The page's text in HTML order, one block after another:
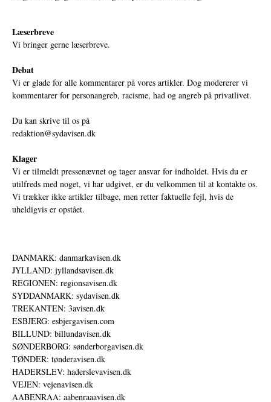
Læserbreve
Vi bringer gerne læserbreve.
Debat
Vi er glade for alle kommentarer på vores artikler. Dog modererer vi
kommentarer for personangreb, racisme, had og angreb på privatlivet.
Du kan skrive til os på
redaktion@sydavisen.dk
Klager
Vi er tilmeldt pressenævnet og tager ansvar for indholdet. Hvis du er
utilfreds med noget, vi har udgivet, er du velkommen til at kontakte os.
Vi trækker ikke artikler tilbage, men retter faktuelle fejl, hvis de
uheldigvis er opstået.
DANMARK: danmarkavisen.dk
JYLLAND: jyllandsavisen.dk
REGIONEN: regionsavisen.dk
SYDDANMARK: sydavisen.dk
TREKANTEN: 3avisen.dk
ESBJERG: esbjergavisen.com
BILLUND: billundavisen.dk
SØNDERBORG: sønderborgavisen.dk
TØNDER: tønderavisen.dk
HADERSLEV: haderslevavisen.dk
VEJEN: vejenavisen.dk
AABENRAA: aabenraaavisen.dk